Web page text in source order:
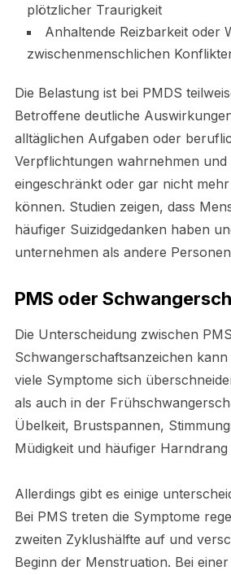
plötzlicher Traurigkeit
Anhaltende Reizbarkeit oder
zwischenmenschlichen
Die Belastung ist bei PMDS
Betroffene deutliche
alltäglichen Aufgaben oder
Verpflichtungen wahrnehmen und
eingeschränkt oder gar nicht
können. Studien zeigen, dass
häufiger Suizidgedanken haben
unternehmen als andere
PMS oder
Die Unterscheidung zwischen
Schwangerschaftsanzeichen
viele Symptome sich
als auch in der
Übelkeit, Brustspannen,
Müdigkeit und häufiger
Allerdings gibt es einige
Bei PMS treten die Symptome
zweiten Zyklushälfte auf und
Beginn der Menstruation. Bei